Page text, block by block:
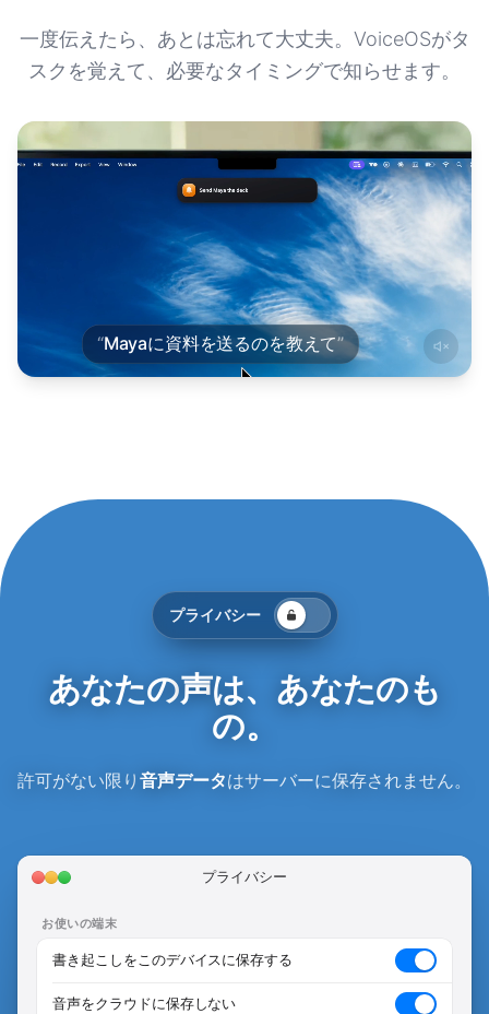
“Mayaに資料を送るのを教えて”
一度伝えたら、あとは忘れて大丈夫。VoiceOSがタ
スクを覚えて、必要なタイミングで知らせます。
プライバシー
あなたの声は、 あなたのも
の。
許可がない限り 音声データはサーバーに保存されません。
プライバシー
お使いの端末
書き起こしをこのデバイスに保存する
音声をクラウドに保存しない